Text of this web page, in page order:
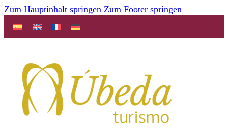
Zum Hauptinhalt springen Zum Footer springen